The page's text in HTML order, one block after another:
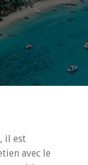
il est
avec le